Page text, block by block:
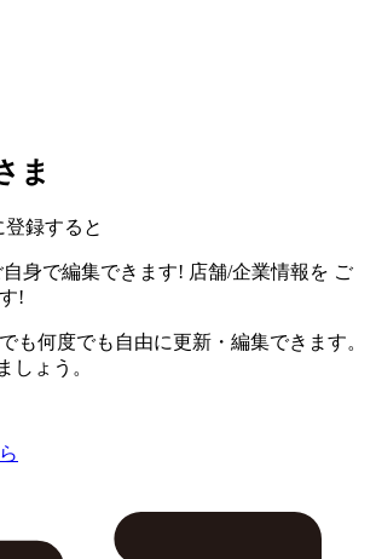
ま
録すると
身で編集できます! 店舗/企業情報を ご
!
も何度でも自由に更新・編集できます。
しょう。